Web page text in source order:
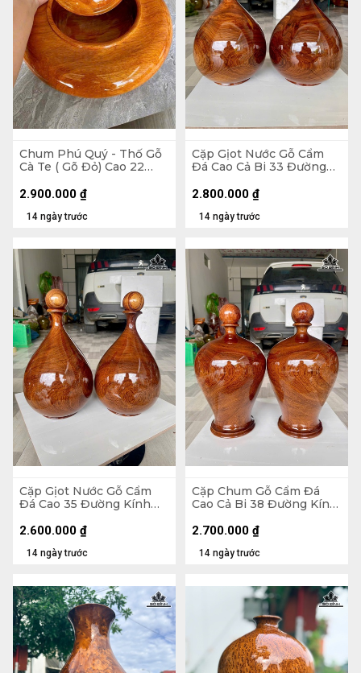
Chum Phú Quý - Thố Gỗ
Cà Te ( Gõ Đỏ) Cao 22
14 ngày trước
2.900.000 ₫
Cặp Gịot Nước Gỗ Cẩm
Đá Cao Cả Bi 33 Đường
14 ngày trước
2.800.000 ₫
Cặp Gịot Nước Gỗ Cẩm
Đá Cao 35 Đường Kính
14 ngày trước
2.600.000 ₫
Cặp Chum Gỗ Cẩm Đá
Cao Cả Bi 38 Đường Kính
14 ngày trước
2.700.000 ₫